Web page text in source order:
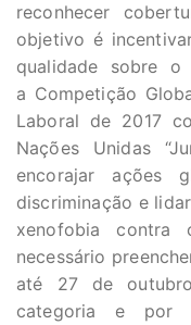
reconhecer
objetivo é
qualidade sobre o
a Competição
Laboral de 2017
Nações Unidas
encorajar ações
discriminação e
xenofobia contra
necessário
até 27 de
categoria e por